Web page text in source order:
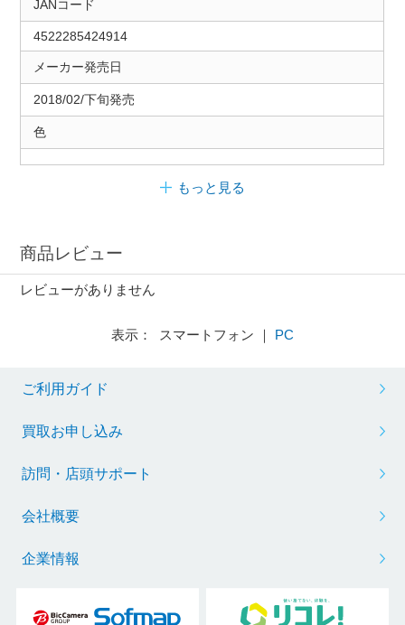
JANコード
4522285424914
メーカー発売日
2018/02/下旬発売
色
もっと見る
商品レビュー
レビューがありません
表示： スマートフォン ｜ PC
ご利用ガイド
買取お申し込み
訪問・店頭サポート
会社概要
企業情報